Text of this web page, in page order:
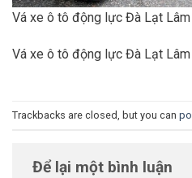
Vá xe ô tô động lực Đà Lạt
Vá xe ô tô động lực Đà Lạt
Trackbacks are closed, but you can
Để lại một bình luận